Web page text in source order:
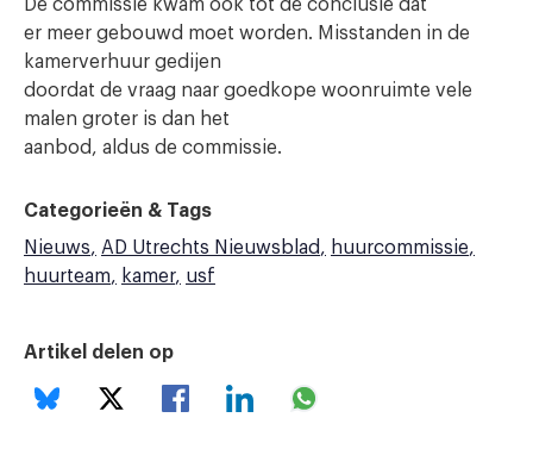
De commissie kwam ook tot de conclusie dat
er meer gebouwd moet worden. Misstanden in de
kamerverhuur gedijen
doordat de vraag naar goedkope woonruimte vele
malen groter is dan het
aanbod, aldus de commissie.
Categorieën & Tags
Nieuws
AD Utrechts Nieuwsblad
huurcommissie
huurteam
kamer usf
Artikel delen op